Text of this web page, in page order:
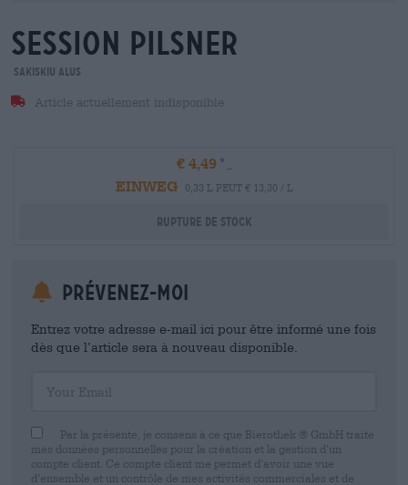
session Pilsner
Sakiskiu Alus
Article actuellement indisponible
€ 4,49
EINWEG
0,33 L PEUT € 13,30 / L
Rupture de stock
Prévenez-moi
Entrez votre adresse e-mail ici pour être informé une fois
dès que l’article sera à nouveau disponible.
Par la présente, je consens à ce que Bierothek ® GmbH traite
mes données personnelles pour la création et la gestion d’un
compte client. Ce compte client me permet d’avoir une vue
d’ensemble et un contrôle de mes activités commerciales et de